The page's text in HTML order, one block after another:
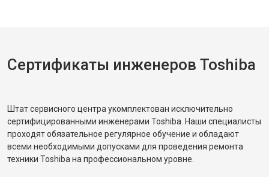
Сертификаты инженеров Toshiba
Штат сервисного центра укомплектован исключительно
сертифицированными инженерами Toshiba. Наши специалисты
проходят обязательное регулярное обучение и обладают
всеми необходимыми допусками для проведения ремонта
техники Toshiba на профессиональном уровне.